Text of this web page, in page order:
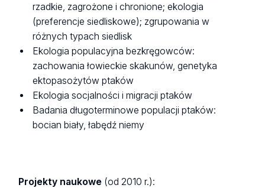
rzadkie, zagrożone i chronione; ekologia
(preferencje siedliskowe); zgrupowania w
różnych typach siedlisk
Ekologia populacyjna bezkręgowców:
zachowania łowieckie skakunów, genetyka
ektopasożytów ptaków
Ekologia socjalności i migracji ptaków
Badania długoterminowe populacji ptaków:
bocian biały, łabędź niemy
Projekty naukowe (od 2010 r.):